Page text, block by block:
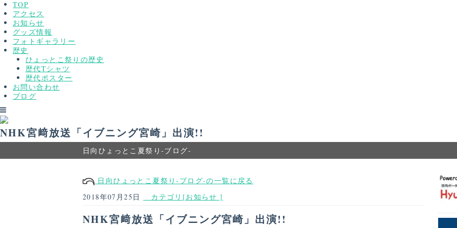
TOP
アクセス
お知らせ
グッズ情報
フォトギャラリー
歴史
ひょっとこ祭りの歴史
歴代Tシャツ
歴代ポスター
お問い合わせ
ブログ
NHK宮﨑放送「イブニング宮崎」出演!!
日向ひょっとこ夏祭り-ブログ-
日向ひょっとこ夏祭り-ブログ-の一覧に戻る
2018年07月25日
カテゴリ[お知らせ ]
NHK宮﨑放送「イブニング宮崎」出演!!